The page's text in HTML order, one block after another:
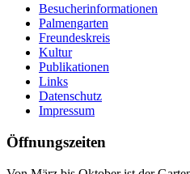
Besucherinformationen
Palmengarten
Freundeskreis
Kultur
Publikationen
Links
Datenschutz
Impressum
Öffnungszeiten